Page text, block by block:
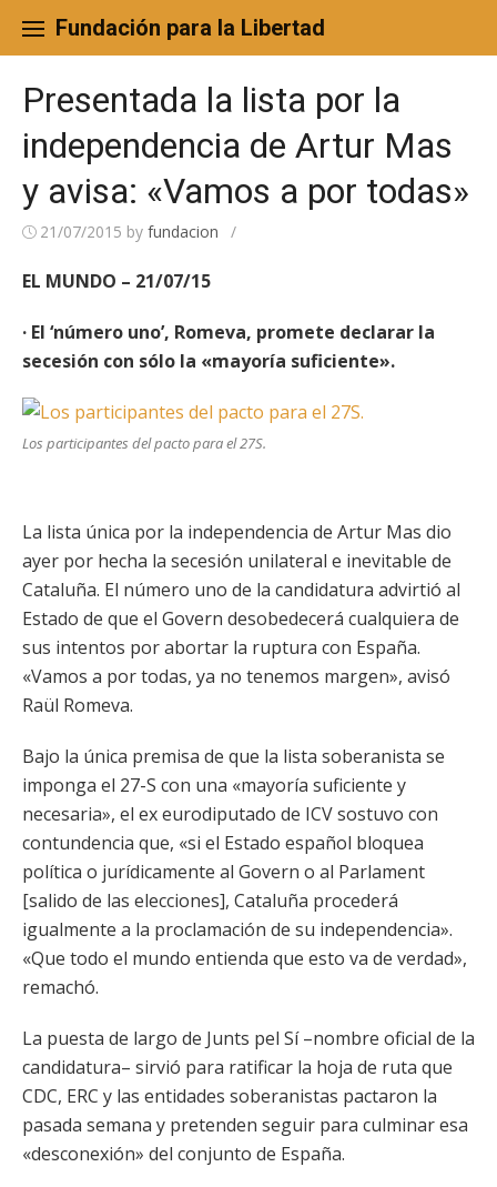
content
Fundación para la Libertad
Presentada la lista por la
independencia de Artur Mas
y avisa: «Vamos a por todas»
21/07/2015 by fundacion /
EL MUNDO – 21/07/15
· El ‘número uno’, Romeva, promete declarar la
secesión con sólo la «mayoría suficiente».
Los participantes del pacto para el 27S.
La lista única por la independencia de Artur Mas dio
ayer por hecha la secesión unilateral e inevitable de
Cataluña. El número uno de la candidatura advirtió al
Estado de que el Govern desobedecerá cualquiera de
sus intentos por abortar la ruptura con España.
«Vamos a por todas, ya no tenemos margen», avisó
Raül Romeva.
Bajo la única premisa de que la lista soberanista se
imponga el 27-S con una «mayoría suficiente y
necesaria», el ex eurodiputado de ICV sostuvo con
contundencia que, «si el Estado español bloquea
política o jurídicamente al Govern o al Parlament
[salido de las elecciones], Cataluña procederá
igualmente a la proclamación de su independencia».
«Que todo el mundo entienda que esto va de verdad»,
remachó.
La puesta de largo de Junts pel Sí –nombre oficial de la
candidatura– sirvió para ratificar la hoja de ruta que
CDC, ERC y las entidades soberanistas pactaron la
pasada semana y pretenden seguir para culminar esa
«desconexión» del conjunto de España.